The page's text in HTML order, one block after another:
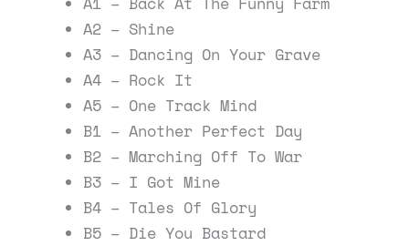
A2 – Shine
A3 – Dancing On Your Grave
A4 – Rock It
A5 – One Track Mind
B1 – Another Perfect Day
B2 – Marching Off To War
B3 – I Got Mine
B4 – Tales Of Glory
B5 – Die You Bastard